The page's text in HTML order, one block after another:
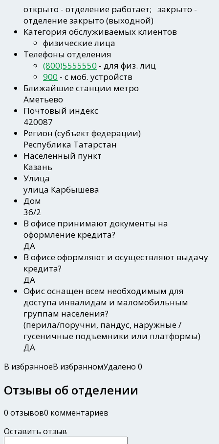
открыто - отделение работает; закрыто -
отделение закрыто (выходной)
Категория обслуживаемых клиентов
физические лица
Телефоны отделения
(800)5555550 - для физ. лиц
900 - c моб. устройств
Ближайшие станции метро
Аметьево
Почтовый индекс
420087
Регион (субъект федерации)
Республика Татарстан
Населенный пункт
Казань
Улица
улица Карбышева
Дом
36/2
В офисе принимают документы на
оформление кредита?
ДА
В офисе оформляют и осуществляют выдачу
кредита?
ДА
Офис оснащен всем необходимым для
доступа инвалидам и маломобильным
группам населения?
(перила/поручни, пандус, наружные /
гусеничные подъемники или платформы)
ДА
В избранноеВ избранномУдалено 0
Отзывы об отделении
0 отзывов0 комментариев
Оставить отзыв